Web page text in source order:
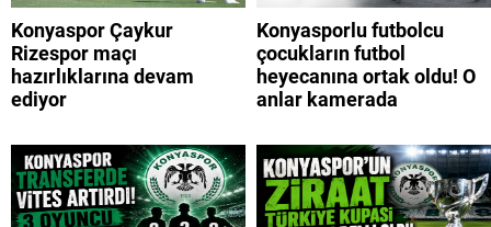
Konyaspor Çaykur
Rizespor maçı
hazırlıklarına devam
ediyor
Konyasporlu futbolcu
çocukların futbol
heyecanına ortak oldu! O
anlar kamerada